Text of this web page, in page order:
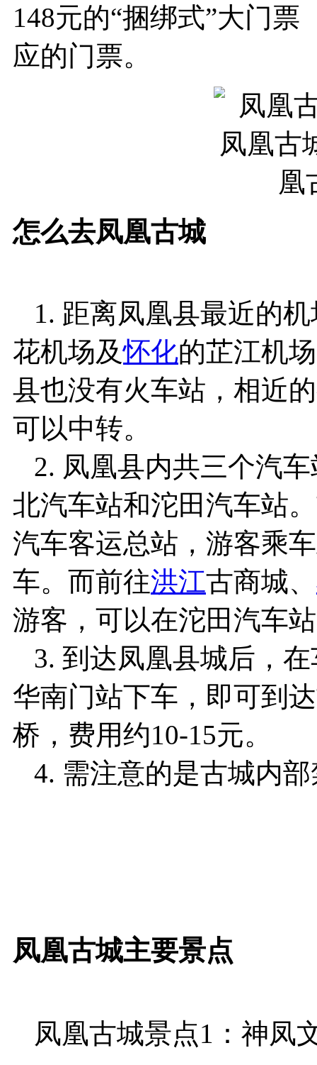
148元的“捆绑式”大门
应的门票。
怎么去凤凰古城
1. 距离凤凰县最近的
花机场及怀化的芷江机
县也没有火车站，相近
可以中转。
2. 凤凰县内共三个汽
北汽车站和沱田汽车站
汽车客运总站，游客乘
车。而前往洪江古商城、
游客，可以在沱田汽车
3. 到达凤凰县城后，
华南门站下车，即可到
桥，费用约10-15元。
4. 需注意的是古城内
凤凰古城主要景点
凤凰古城景点1：神凤